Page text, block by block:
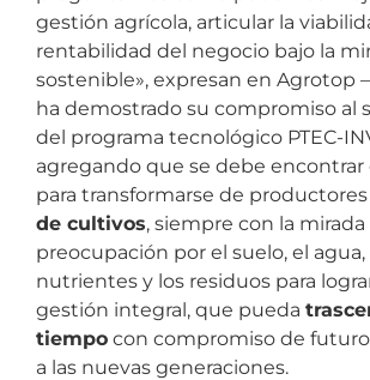
gestión agrícola, articular la
rentabilidad del negocio bajo la
sostenible», expresan en Agrotop
ha demostrado su compromiso al
del programa tecnológico PTEC-
agregando que se debe encontrar
para transformarse de productores
de cultivos, siempre con la
preocupación por el suelo, el agua,
nutrientes y los residuos para
gestión integral, que pueda
tiempo con compromiso de
a las nuevas generaciones.